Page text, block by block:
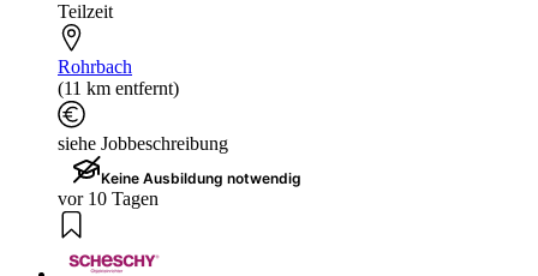
Teilzeit
Rohrbach
(11 km entfernt)
siehe Jobbeschreibung
Keine Ausbildung notwendig
vor 10 Tagen